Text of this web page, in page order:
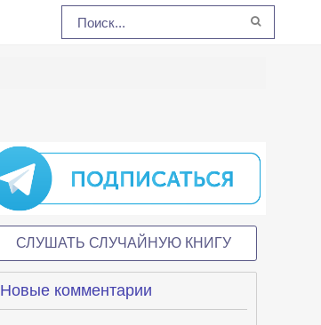
СЛУШАТЬ СЛУЧАЙНУЮ КНИГУ
Новые комментарии